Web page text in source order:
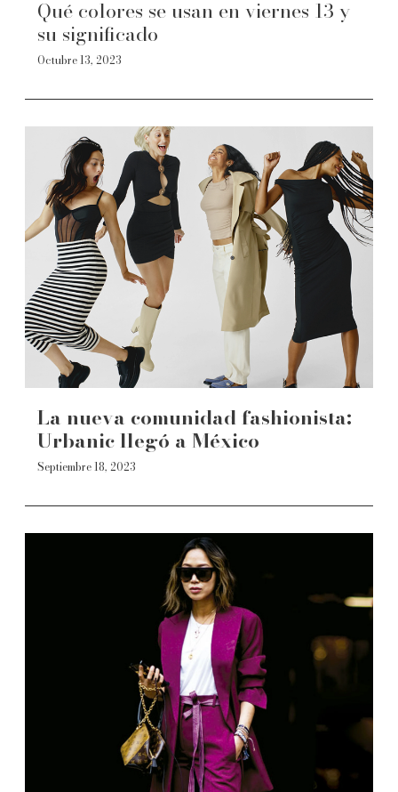
Qué colores se usan en viernes 13 y
su significado
Octubre 13, 2023
La nueva comunidad fashionista:
Urbanic llegó a México
Septiembre 18, 2023